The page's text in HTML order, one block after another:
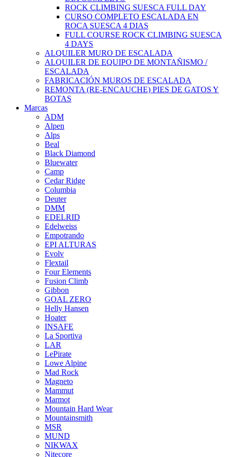
ROCK CLIMBING SUESCA FULL DAY
CURSO COMPLETO ESCALADA EN
ROCA SUESCA 4 DIAS
FULL COURSE ROCK CLIMBING SUESCA
4 DAYS
ALQUILER MURO DE ESCALADA
ALQUILER DE EQUIPO DE MONTAÑISMO /
ESCALADA
FABRICACIÓN MUROS DE ESCALADA
REMONTA (RE-ENCAUCHE) PIES DE GATOS Y
BOTAS
Marcas
ADM
Alpen
Alps
Beal
Black Diamond
Bluewater
Camp
Cedar Ridge
Columbia
Deuter
DMM
EDELRID
Edelweiss
Empotrando
EPI ALTURAS
Evolv
Flextail
Four Elements
Fusion Climb
Gibbon
GOAL ZERO
Helly Hansen
Hoater
INSAFE
La Sportiva
LAR
LePirate
Lowe Alpine
Mad Rock
Magneto
Mammut
Marmot
Mountain Hard Wear
Mountainsmith
MSR
MUND
NIKWAX
Nitecore